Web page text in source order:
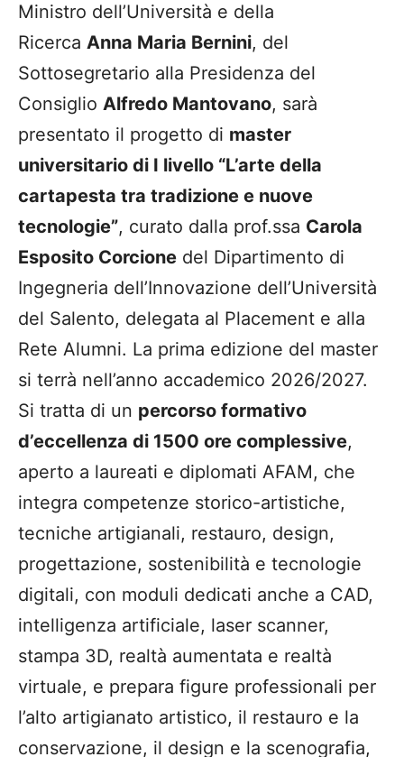
Ministro dell’Università e della
Ricerca Anna Maria Bernini, del
Sottosegretario alla Presidenza del
Consiglio Alfredo Mantovano, sarà
presentato il progetto di master
universitario di I livello “L’arte della
cartapesta tra tradizione e nuove
tecnologie”, curato dalla prof.ssa Carola
Esposito Corcione del Dipartimento di
Ingegneria dell’Innovazione dell’Università
del Salento, delegata al Placement e alla
Rete Alumni. La prima edizione del master
si terrà nell’anno accademico 2026/2027.
Si tratta di un percorso formativo
d’eccellenza di 1500 ore complessive,
aperto a laureati e diplomati AFAM, che
integra competenze storico-artistiche,
tecniche artigianali, restauro, design,
progettazione, sostenibilità e tecnologie
digitali, con moduli dedicati anche a CAD,
intelligenza artificiale, laser scanner,
stampa 3D, realtà aumentata e realtà
virtuale, e prepara figure professionali per
l’alto artigianato artistico, il restauro e la
conservazione, il design e la scenografia,